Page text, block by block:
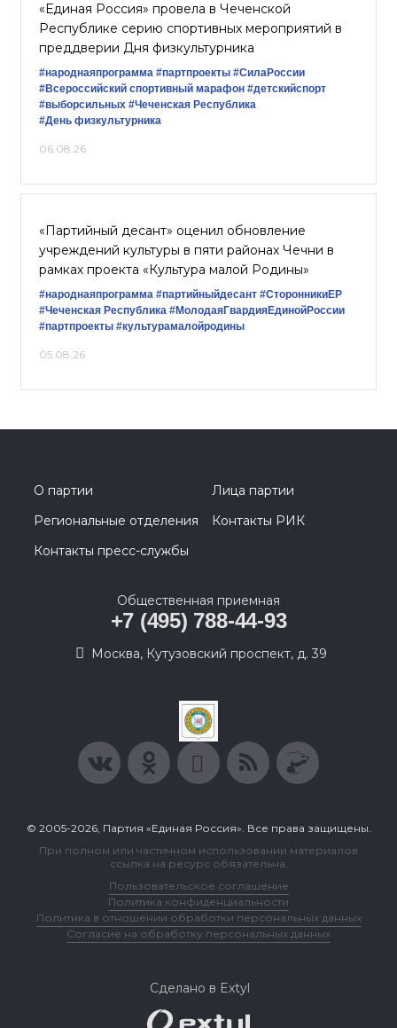
«Единая Россия» провела в Чеченской
Республике серию спортивных мероприятий в
преддверии Дня физкультурника
#народнаяпрограмма #партпроекты #СилаРоссии
#Всероссийский спортивный марафон #детскийспорт
#выборсильных #Чеченская Республика
#День физкультурника
06.08.26
«Партийный десант» оценил обновление
учреждений культуры в пяти районах Чечни в
рамках проекта «Культура малой Родины»
#народнаяпрограмма #партийныйдесант #СторонникиЕР
#Чеченская Республика #МолодаяГвардияЕдинойРоссии
#партпроекты #культурамалойродины
05.08.26
О партии
Лица партии
Региональные отделения
Контакты РИК
Контакты пресс-службы
Общественная приемная
+7 (495) 788-44-93
Москва, Кутузовский проспект, д. 39
© 2005-2026, Партия «Единая Россия». Все права защищены.
При полном или частичном использовании материалов
ссылка на ресурс обязательна.
Пользовательское соглашение
Политика конфиденциальности
Политика в отношении обработки персональных данных
Согласие на обработку персональных данных
Сделано в Extyl